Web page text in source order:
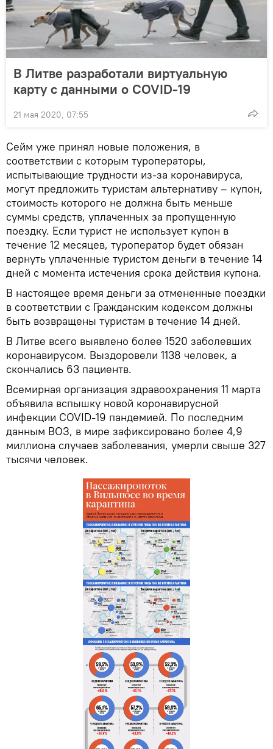
В Литве разработали виртуальную
карту с данными о COVID-19
21 мая 2020, 07:55
Сейм уже принял новые положения, в
соответствии с которым туроператоры,
испытывающие трудности из-за коронавируса,
могут предложить туристам альтернативу – купон,
стоимость которого не должна быть меньше
суммы средств, уплаченных за пропущенную
поездку. Если турист не использует купон в
течение 12 месяцев, туроператор будет обязан
вернуть уплаченные туристом деньги в течение 14
дней с момента истечения срока действия купона.
В настоящее время деньги за отмененные поездки
в соответствии с Гражданским кодексом должны
быть возвращены туристам в течение 14 дней.
В Литве всего выявлено более 1520 заболевших
коронавирусом. Выздоровели 1138 человек, а
скончались 63 пациентв.
Всемирная организация здравоохранения 11 марта
объявила вспышку новой коронавирусной
инфекции COVID-19 пандемией. По последним
данным ВОЗ, в мире зафиксировано более 4,9
миллиона случаев заболевания, умерли свыше 327
тысячи человек.